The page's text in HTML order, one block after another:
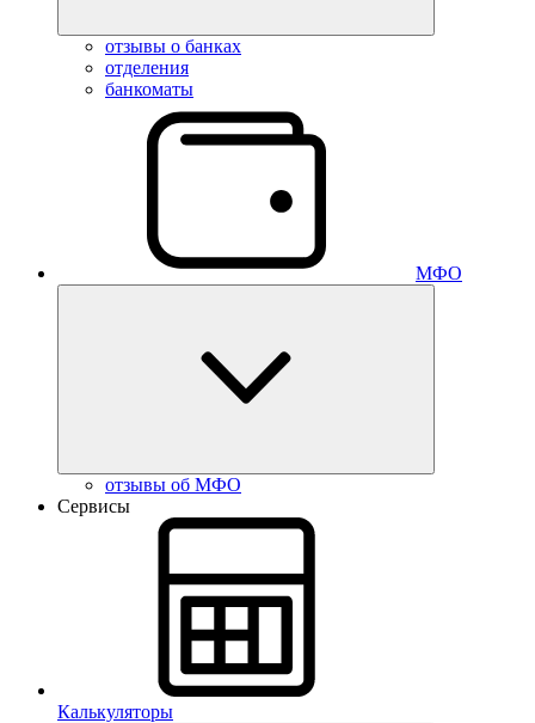
отзывы о банках
отделения
банкоматы
МФО
отзывы об МФО
Сервисы
Калькуляторы